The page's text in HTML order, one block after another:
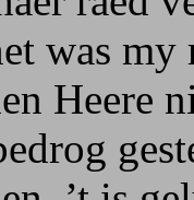
was my
Heere